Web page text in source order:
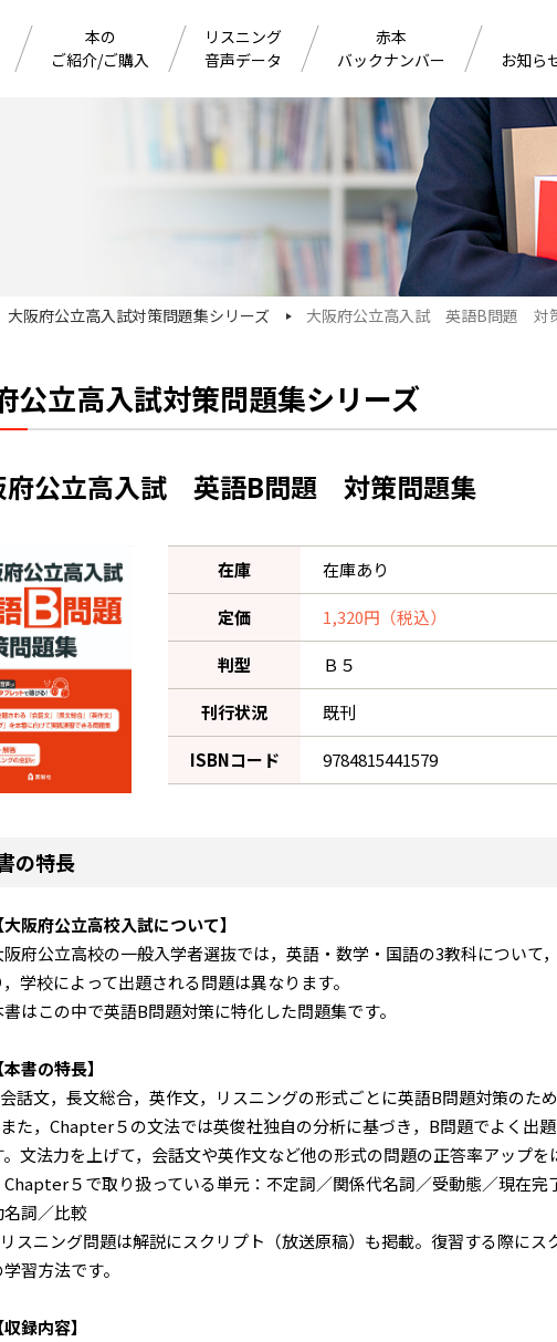
本の
ご紹介/ご購入
リスニング
音声データ
赤本
バックナンバー
お知ら
大阪府公立高入試対策問題集シリーズ 大阪府公立高入試 英語B問題 対
公立高入試対策問題集シリーズ
府公立高入試 英語B問題 対策問題集
在庫 在庫あり
定価 1,320円（税込）
判型 Ｂ５
刊行状況 既刊
ISBNコード 9784815441579
の特長
阪府公立高校入試について】
阪府公立高校の一般入学者選抜では，英語・数学・国語の3教科について
学校によって出題される問題は異なります。
書はこの中で英語B問題対策に特化した問題集です。
書の特長】
話文，長文総合，英作文，リスニングの形式ごとに英語B問題対策のた
た，Chapter５の文法では英俊社独自の分析に基づき，B問題でよく出
。文法力を上げて，会話文や英作文など他の形式の問題の正答率アップを
Chapter５で取り扱っている単元：不定詞／関係代名詞／受動態／現在
名詞／比較
スニング問題は解説にスクリプト（放送原稿）も掲載。復習する際に
習方法です。
録内容】